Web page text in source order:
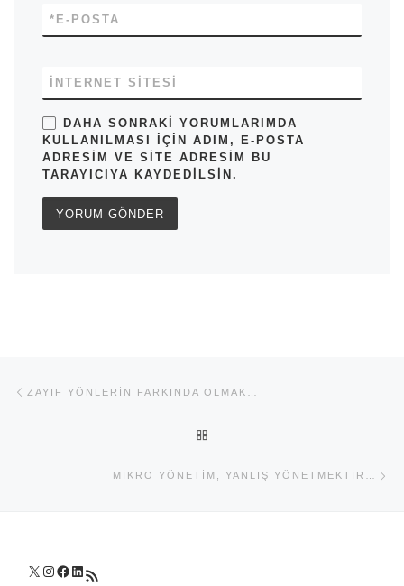
E-POSTA
*
İNTERNET SITESI
DAHA SONRAKI YORUMLARIMDA
KULLANILMASI IÇIN ADIM, E-POSTA
ADRESIM VE SITE ADRESIM BU
TARAYICIYA KAYDEDILSIN.
ZAYIF YÖNLERIN FARKINDA OLMAK…
MIKRO YÖNETIM, YANLIŞ YÖNETMEKTIR…
X Instagram
Facebook
LinkedIn
RSS akışı